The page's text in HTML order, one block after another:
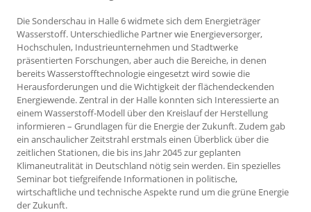
Die Sonderschau in Halle 6 widmete sich dem Energieträger
Wasserstoff. Unterschiedliche Partner wie Energieversorger,
Hochschulen, Industrieunternehmen und Stadtwerke
präsentierten Forschungen, aber auch die Bereiche, in denen
bereits Wasserstofftechnologie eingesetzt wird sowie die
Herausforderungen und die Wichtigkeit der flächendeckenden
Energiewende. Zentral in der Halle konnten sich Interessierte an
einem Wasserstoff-Modell über den Kreislauf der Herstellung
informieren – Grundlagen für die Energie der Zukunft. Zudem gab
ein anschaulicher Zeitstrahl erstmals einen Überblick über die
zeitlichen Stationen, die bis ins Jahr 2045 zur geplanten
Klimaneutralität in Deutschland nötig sein werden. Ein spezielles
Seminar bot tiefgreifende Informationen in politische,
wirtschaftliche und technische Aspekte rund um die grüne Energie
der Zukunft.